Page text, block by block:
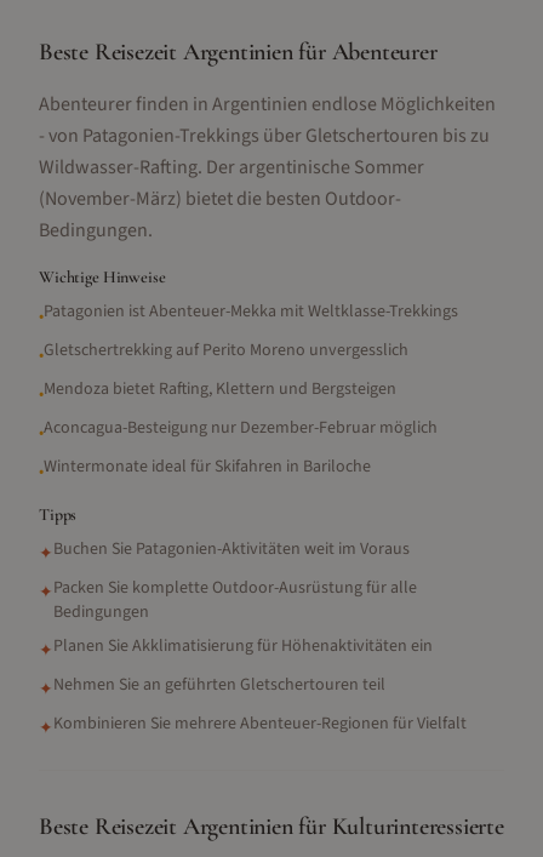
Beste Reisezeit Argentinien für Abenteurer
Abenteurer finden in Argentinien endlose Möglichkeiten
- von Patagonien-Trekkings über Gletschertouren bis zu
Wildwasser-Rafting. Der argentinische Sommer
(November-März) bietet die besten Outdoor-
Bedingungen.
Wichtige Hinweise
•Patagonien ist Abenteuer-Mekka mit Weltklasse-Trekkings
•Gletschertrekking auf Perito Moreno unvergesslich
•Mendoza bietet Rafting, Klettern und Bergsteigen
•Aconcagua-Besteigung nur Dezember-Februar möglich
•Wintermonate ideal für Skifahren in Bariloche
Tipps
✦Buchen Sie Patagonien-Aktivitäten weit im Voraus
✦Packen Sie komplette Outdoor-Ausrüstung für alle
Bedingungen
✦Planen Sie Akklimatisierung für Höhenaktivitäten ein
✦Nehmen Sie an geführten Gletschertouren teil
✦Kombinieren Sie mehrere Abenteuer-Regionen für Vielfalt
Beste Reisezeit Argentinien für Kulturinteressierte